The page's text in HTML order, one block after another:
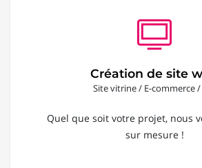
Création de site
Site vitrine / E-commerce /
Quel que soit votre projet, nous
sur mesure !